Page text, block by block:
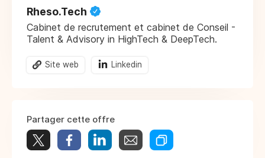
Rheso.Tech
Cabinet de recrutement et cabinet de Conseil -
Talent & Advisory in HighTech & DeepTech.
Site web Linkedin
Partager cette offre